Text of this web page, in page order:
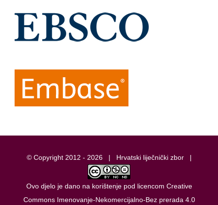
© Copyright 2012 - 2026 | Hrvatski liječnički zbor|
Ovo djelo je dano na korištenje pod licencom Creative
Commons Imenovanje-Nekomercijalno-Bez prerada 4.0